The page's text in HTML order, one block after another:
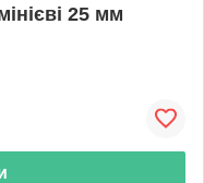
25 мм